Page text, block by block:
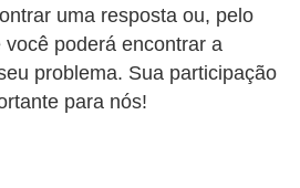
uma resposta ou, pelo
poderá encontrar a
problema. Sua participação
para nós!